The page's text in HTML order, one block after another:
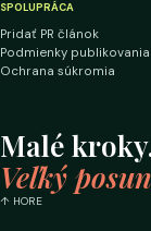
SPOLUPRÁCA
Pridať PR článok
Podmienky publikovania
Ochrana súkromia
Malé
Veľký
↑ HORE